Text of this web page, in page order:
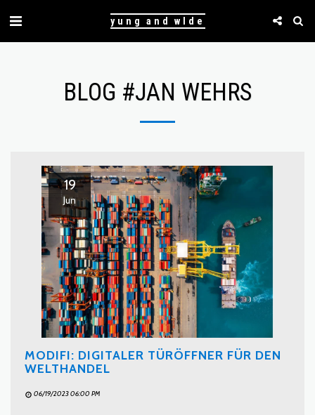
yung and wlde
BLOG #JAN WEHRS
19
Jun
MODIFI: DIGITALER TÜRÖFFNER FÜR DEN
WELTHANDEL
06/19/2023 06:00 PM